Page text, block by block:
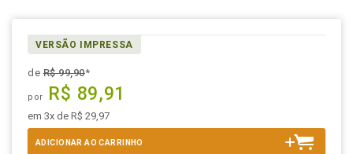
VERSÃO IMPRESSA
deR$ 99,90*
por R$ 89,91
em 3x de R$ 29,97
ADICIONAR AO CARRINHO